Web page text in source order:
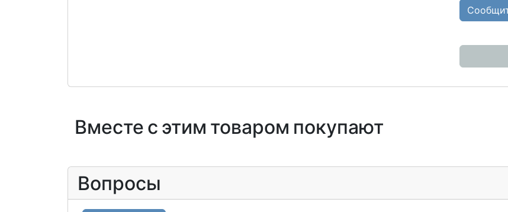
Вместе с этим товаром покупают
Вопросы